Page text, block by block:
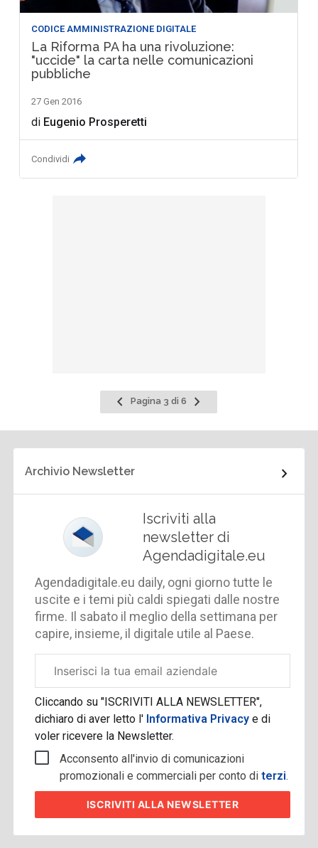
CODICE AMMINISTRAZIONE DIGITALE
La Riforma PA ha una rivoluzione:
"uccide" la carta nelle comunicazioni
pubbliche
27 Gen 2016
di Eugenio Prosperetti
Condividi
Pagina
precedente
Pagina 3 di 6
Pagina
successiva
Archivio Newsletter
Iscriviti alla
newsletter di
Agendadigitale.eu
Agendadigitale.eu daily, ogni giorno tutte le
uscite e i temi più caldi spiegati dalle nostre
firme. Il sabato il meglio della settimana per
capire, insieme, il digitale utile al Paese.
aziendale
Cliccando su "ISCRIVITI ALLA NEWSLETTER",
dichiaro di aver letto l' Informativa Privacye di
voler ricevere la Newsletter.
Acconsento all'invio di comunicazioni
promozionali e commerciali per conto diterzi.
ISCRIVITI ALLA NEWSLETTER